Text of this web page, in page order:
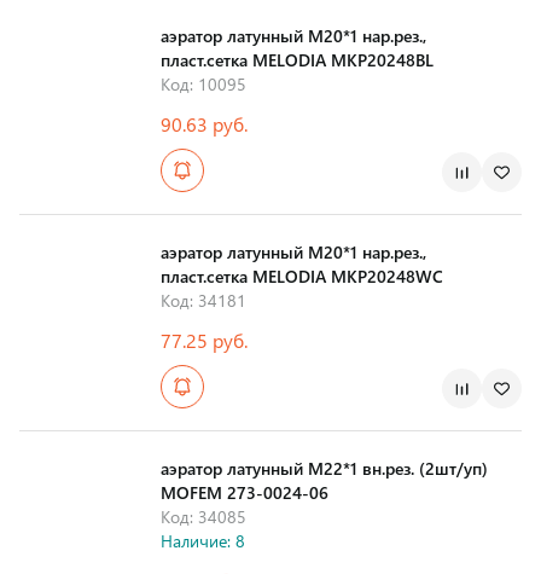
аэратор латунный М20*1 нар.рез.,
пласт.сетка MELODIA MKP20248BL
Код: 10095
90.63 руб.
аэратор латунный М20*1 нар.рез.,
пласт.сетка MELODIA MKP20248WC
Код: 34181
77.25 руб.
аэратор латунный М22*1 вн.рез. (2шт/уп)
MOFEM 273-0024-06
Код: 34085
Наличие: 8